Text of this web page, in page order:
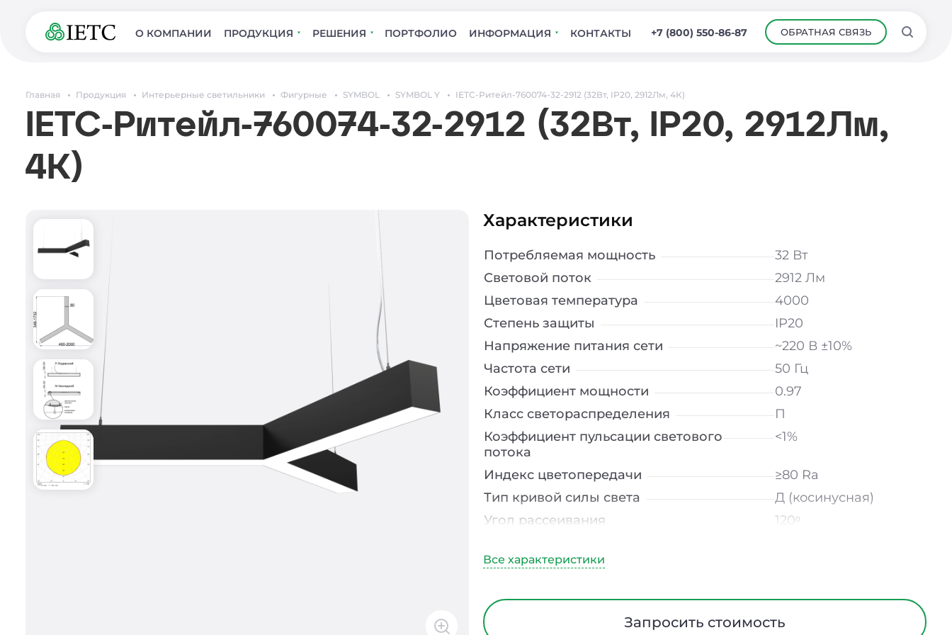
О КОМПАНИИ ПРОДУКЦИЯ РЕШЕНИЯ ПОРТФОЛИО ИНФОРМАЦИЯ КОНТАКТЫ +7 (800) 550-86-87 ОБРАТНАЯ СВЯЗЬ
Главная Продукция Интерьерные светильники Фигурные SYMBOL SYMBOL Y IETC-Ритейл-760074-32-2912 (32Вт, IP20, 2912Лм, 4К)
IETC-Ритейл-760074-32-2912 (32Вт, IP20, 2912Лм,
4К)
Характеристики
Потребляемая мощность
32 Вт
Световой поток
2912 Лм
Цветовая температура
4000
Степень защиты
IP20
Напряжение питания сети
~220 В ±10%
Частота сети
50 Гц
Коэффициент мощности
0.97
Класс светораспределения
П
Коэффициент пульсации светового
потока
<1%
Индекс цветопередачи
≥80 Ra
Тип кривой силы света
Д (косинусная)
Угол рассеивания
120ᵒ
Диапазон рабочих температур
Материал корпуса
Запросить стоимость